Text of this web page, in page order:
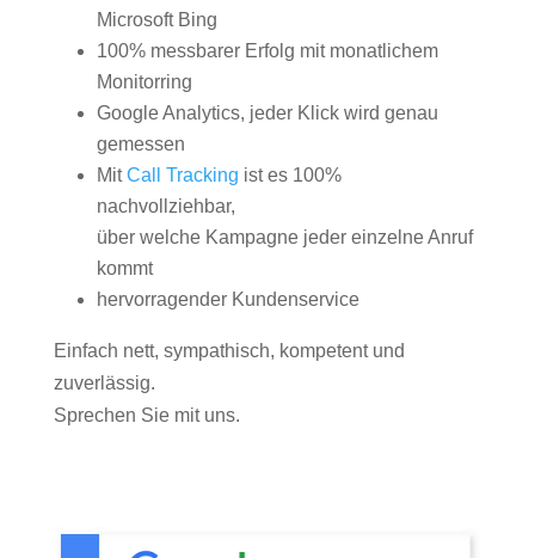
Microsoft Bing
100% messbarer Erfolg mit monatlichem
Monitorring
Google Analytics, jeder Klick wird genau
gemessen
MitCall Tracking ist es 100%
nachvollziehbar,
über welche Kampagne jeder einzelne Anruf
kommt
hervorragender Kundenservice
Einfach nett, sympathisch, kompetent und
zuverlässig.
Sprechen Sie mit uns.